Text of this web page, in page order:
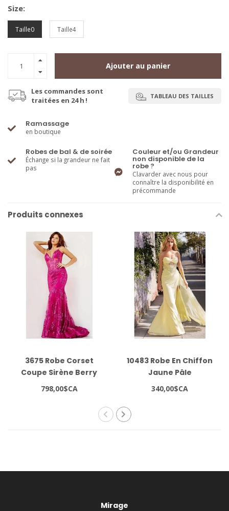
Size:
Taille0 Taille4
Ajouter au panier
Les commandes sont
traitées en 24 h !
TABLEAU DES TAILLES
Ramassage
en boutique
Robes de bal & de soirée
Échange si la grandeur ne fait
pas
Couleur et/ou Grandeur
non disponible de la
robe ?
Clavarder avec nous pour
connaître la disponibilité en
précommande
Produits connexes
3675 Robe Corset
Coupe Sirène Berry
798,00$CA
10483 Robe En Chiffon
Jaune Pâle
340,00$CA
Mirage